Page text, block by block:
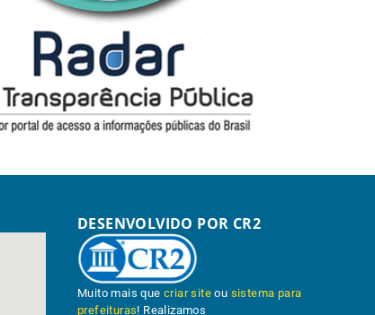
DESENVOLVIDO POR CR2
Muito mais quecriar site ou sistema para
prefeituras! Realizamos